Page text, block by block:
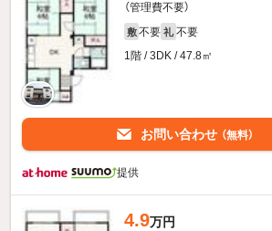
（管理費不要）
敷 不要 礼 不要
1階 / 3DK / 47.8㎡
お問い合わせ （無料）
提供
4.9万円